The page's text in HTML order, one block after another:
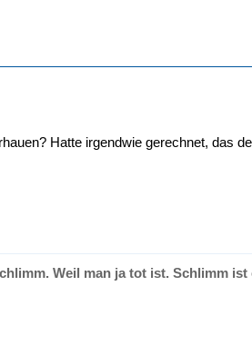
Hatte irgendwie gerechnet, das
Weil man ja tot ist. Schlimm ist